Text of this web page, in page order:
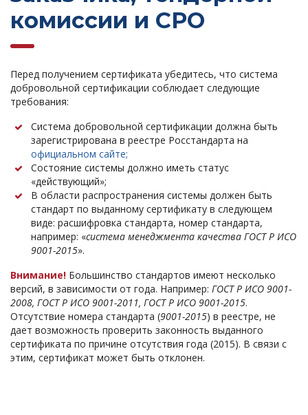
комиссии и СРО
Перед получением сертификата убедитесь, что система
добровольной сертификации соблюдает следующие
требования:
Система добровольной сертификации должна быть
зарегистрирована в реестре Росстандарта на
официальном сайте;
Состояние системы должно иметь статус
«действующий»;
В области распространения системы должен быть
стандарт по выданному сертификату в следующем
виде: расшифровка стандарта, номер стандарта,
например: «система менеджмента качества ГОСТ Р ИСО
9001-2015».
Внимание! Большинство стандартов имеют несколько
версий, в зависимости от года. Например: ГОСТ Р ИСО 9001-
2008, ГОСТ Р ИСО 9001-2011, ГОСТ Р ИСО 9001-2015.
Отсутствие номера стандарта (9001-2015) в реестре, не
дает возможность проверить законность выданного
сертификата по причине отсутствия года (2015). В связи с
этим, сертификат может быть отклонен.